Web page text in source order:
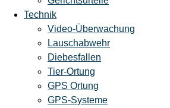
Technik
Video-Überwachung
Lauschabwehr
Diebesfallen
Tier-Ortung
GPS Ortung
GPS-Systeme